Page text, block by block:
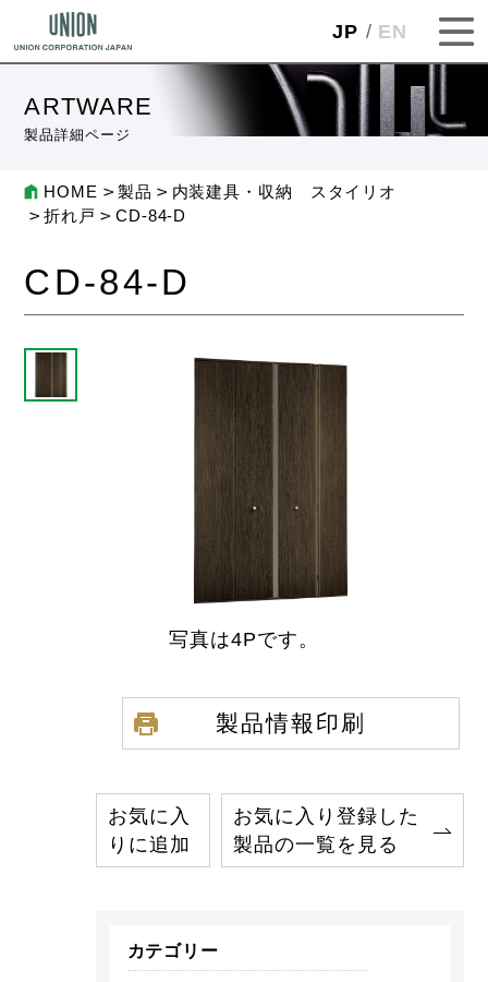
JP EN
ARTWARE
製品詳細ページ
HOME 製品
内装建具・収納 スタイリオ
折れ戸
CD-84-D
CD-84-D
写真は4Pです。
製品情報印刷
お気に入
りに追加
お気に入り登録した
製品の一覧を見る
カテゴリー